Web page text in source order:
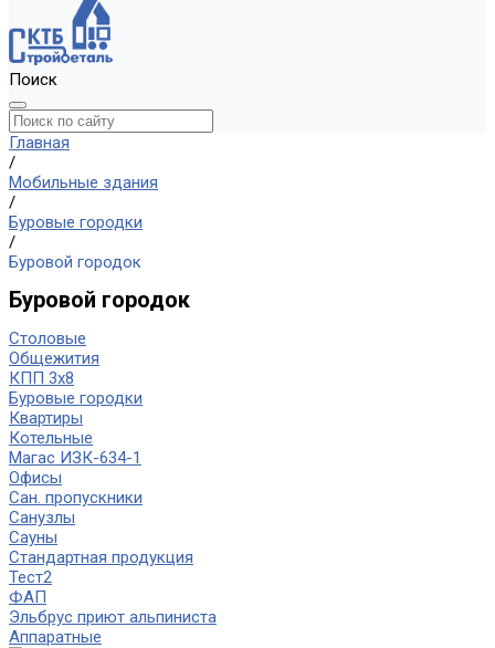
Поиск
Главная
/
Мобильные здания
/
Буровые городки
/
Буровой городок
Буровой городок
Столовые
Общежития
КПП 3х8
Буровые городки
Квартиры
Котельные
Магас ИЗК-634-1
Офисы
Сан. пропускники
Санузлы
Сауны
Стандартная продукция
Тест2
ФАП
Эльбрус приют альпиниста
Аппаратные